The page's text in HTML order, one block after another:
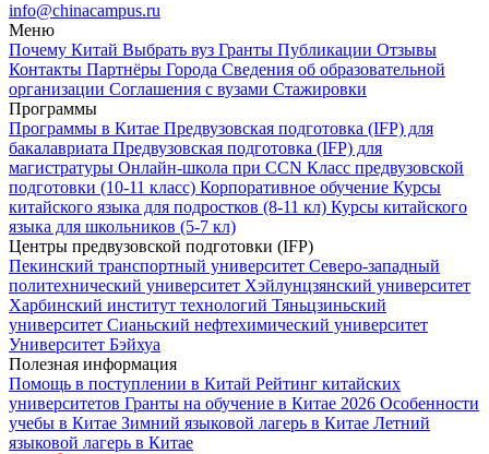
info@chinacampus.ru
Меню
Почему Китай Выбрать вуз Гранты Публикации Отзывы
Контакты Партнёры Города Сведения об образовательной
организации Соглашения с вузами Стажировки
Программы
Программы в Китае Предвузовская подготовка (IFP) для
бакалавриата Предвузовская подготовка (IFP) для
магистратуры Онлайн-школа при CCN Класс предвузовской
подготовки (10-11 класс) Корпоративное обучение Курсы
китайского языка для подростков (8-11 кл) Курсы китайского
языка для школьников (5-7 кл)
Центры предвузовской подготовки (IFP)
Пекинский транспортный университет Северо-западный
политехнический университет Хэйлунцзянский университет
Харбинский институт технологий Тяньцзиньский
университет Сианьский нефтехимический университет
Университет Бэйхуа
Полезная информация
Помощь в поступлении в Китай Рейтинг китайских
университетов Гранты на обучение в Китае 2026 Особенности
учебы в Китае Зимний языковой лагерь в Китае Летний
языковой лагерь в Китае